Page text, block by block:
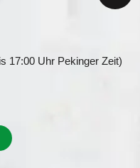
17:00 Uhr Pekinger Zeit)